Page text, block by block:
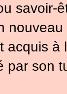
savoir-
acquis
par son